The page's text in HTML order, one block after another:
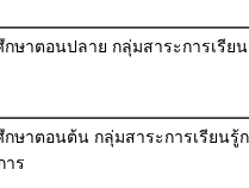
ษาตอนปลาย กลุ่มสาระการเรีย
ษาตอนต้น กลุ่มสาระการเรียนรู้
าร